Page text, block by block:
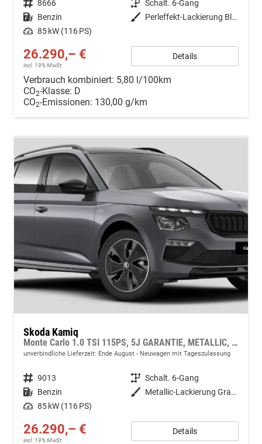
Fahrzeugnr. 8666 Getriebe Schalt. 6-Gang
Kraftstoff Benzin Außenfarbe
Perleffekt-Lackierung Black-Magic
Leistung 85 kW (116 PS)
26.290,– €
incl. 19% MwSt.
Details
Verbrauch kombiniert: 5,80 l/100km
CO2-Klasse: D
CO2-Emissionen: 130,00 g/km
Skoda Kamiq
Monte Carlo 1.0 TSI 115PS, 5J GARANTIE, METALLIC, ELE. HECKKLAPPE, ANHÄNGERKUPPLUNG, BEH. FRONTSCHEIBE, MATRIX-LED, PANORAMADACH, Sitzheizung, Lenkradheizung, Ladeboden, ACC, SIDE Assist, Virtual Cockpit 10", Parksensoren, Kamera, KESSY, Privacy, 17" Alu, Climatroni
unverbindliche Lieferzeit: Ende August Neuwagen mit Tageszulassung
Fahrzeugnr. 9013 Getriebe Schalt. 6-Gang
Kraftstoff Benzin Außenfarbe
Metallic-Lackierung Graphit-Grau
Leistung 85 kW (116 PS)
26.290,– €
incl. 19% MwSt.
Details